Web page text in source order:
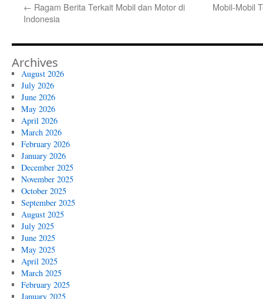
← Ragam Berita Terkait Mobil dan Motor di
Indonesia
Mobil-Mobil
Archives
August 2026
July 2026
June 2026
May 2026
April 2026
March 2026
February 2026
January 2026
December 2025
November 2025
October 2025
September 2025
August 2025
July 2025
June 2025
May 2025
April 2025
March 2025
February 2025
January 2025